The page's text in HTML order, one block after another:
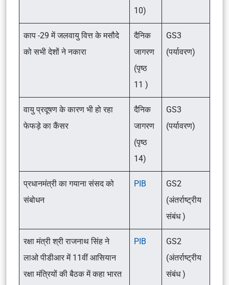
10)
काप -29 में जलवायु वित्त के मसौदे
को सभी देशों ने नकारा
दैनिक
जागरण
(पृष्ठ
11 )
GS3
(पर्यावरण)
वायु प्रदूषण के कारण भी हो रहा
फेफड़े का कैंसर
दैनिक
जागरण
(पृष्ठ
14)
GS3
(पर्यावरण)
प्रधानमंत्री का गयाना संसद को
संबोधन
PIB
GS2
(अंतर्राष्ट्रीय
संबंध )
रक्षा मंत्री श्री राजनाथ सिंह ने
लाओ पीडीआर में 11वीं आसियान
रक्षा मंत्रियों की बैठक में कहा भारत
PIB
GS2
(अंतर्राष्ट्रीय
संबंध )